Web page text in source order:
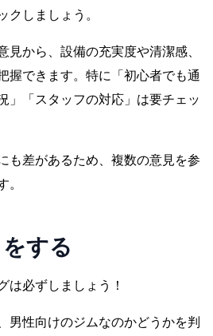
クしましょう。
見から、設備の充実度や清潔感、
握できます。特に「初心者でも通
」「スタッフの対応」は要チェッ
も差があるため、複数の意見を参
。
する
は必ずしましょう！
男性向けのジムなのかどうかを判